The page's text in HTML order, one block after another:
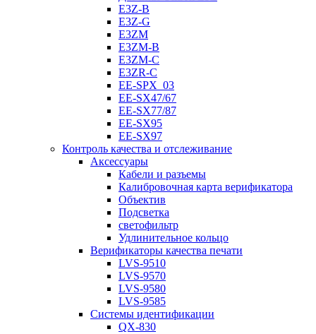
E3Z-B
E3Z-G
E3ZM
E3ZM-B
E3ZM-C
E3ZR-C
EE-SPX_03
EE-SX47/67
EE-SX77/87
EE-SX95
EE-SX97
Контроль качества и отслеживание
Аксессуары
Кабели и разъемы
Калибровочная карта верификатора
Объектив
Подсветка
светофильтр
Удлинительное кольцо
Верификаторы качества печати
LVS-9510
LVS-9570
LVS-9580
LVS-9585
Системы идентификации
QX-830